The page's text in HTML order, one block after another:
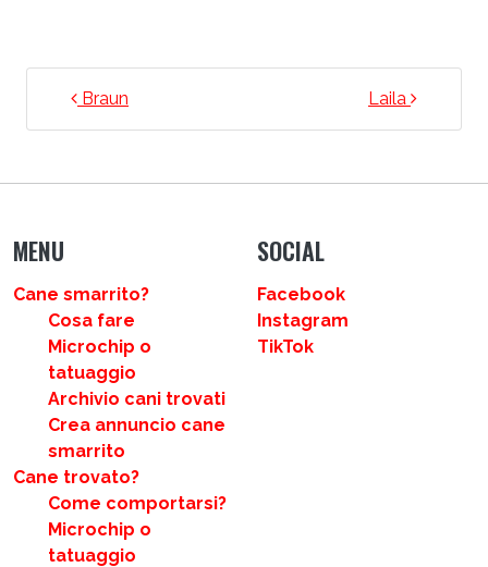
NAVIGAZIONE ARTICOLI
Braun Laila
MENU
Cane smarrito?
Cosa fare
Microchip o
tatuaggio
Archivio cani trovati
Crea annuncio cane
smarrito
Cane trovato?
Come comportarsi?
Microchip o
tatuaggio
SOCIAL
Facebook
Instagram
TikTok